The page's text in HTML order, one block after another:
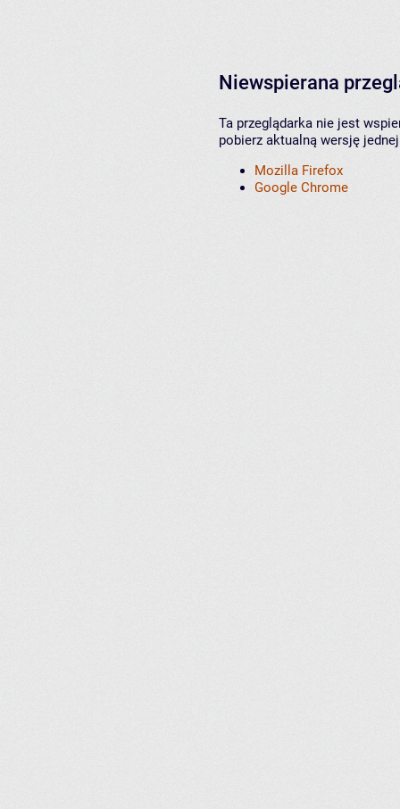
Niewspierana
Ta przeglądarka nie jest
pobierz aktualną wersję
Mozilla Firefox
Google Chrome